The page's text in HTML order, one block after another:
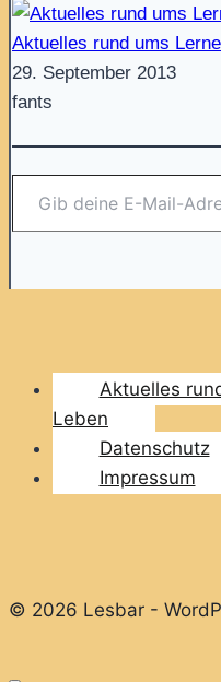
Aktuelles rund ums
29. September 2013
fants
Gib deine E-Mail-Adresse ein ...
Aktuelles
Leben
Datenschutz
Impressum
© 2026 Lesbar -